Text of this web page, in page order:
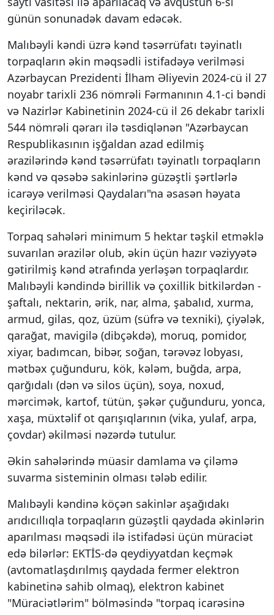
günün sonunadək davam edəcək.
Malıbəyli kəndi üzrə kənd təsərrüfatı təyinatlı
torpaqların əkin məqsədli istifadəyə verilməsi
Azərbaycan Prezidenti İlham Əliyevin 2024-cü il 27
noyabr tarixli 236 nömrəli Fərmanının 4.1-ci bəndi
və Nazirlər Kabinetinin 2024-cü il 26 dekabr tarixli
544 nömrəli qərarı ilə təsdiqlənən "Azərbaycan
Respublikasının işğaldan azad edilmiş
ərazilərində kənd təsərrüfatı təyinatlı torpaqların
kənd və qəsəbə sakinlərinə güzəştli şərtlərlə
icarəyə verilməsi Qaydaları"na əsasən həyata
keçiriləcək.
Torpaq sahələri minimum 5 hektar təşkil etməklə
suvarılan ərazilər olub, əkin üçün hazır vəziyyətə
gətirilmiş kənd ətrafında yerləşən torpaqlardır.
Malıbəyli kəndində birillik və çoxillik bitkilərdən -
şaftalı, nektarin, ərik, nar, alma, şabalıd, xurma,
armud, gilas, qoz, üzüm (süfrə və texniki), çiyələk,
qarağat, mavigilə (dibçəkdə), moruq, pomidor,
xiyar, badımcan, bibər, soğan, tərəvəz lobyası,
mətbəx çuğunduru, kök, kələm, buğda, arpa,
qarğıdalı (dən və silos üçün), soya, noxud,
mərcimək, kartof, tütün, şəkər çuğunduru, yonca,
xaşa, müxtəlif ot qarışıqlarının (vika, yulaf, arpa,
çovdar) əkilməsi nəzərdə tutulur.
Əkin sahələrində müasir damlama və çiləmə
suvarma sisteminin olması tələb edilir.
Malıbəyli kəndinə köçən sakinlər aşağıdakı
arıdıcıllıqla torpaqların güzəştli qaydada əkinlərin
aparılması məqsədi ilə istifadəsi üçün müraciət
edə bilərlər: EKTİS-də qeydiyyatdan keçmək
(avtomatlaşdırılmış qaydada fermer elektron
kabinetinə sahib olmaq), elektron kabinet
"Müraciətlərim" bölməsində "torpaq icarəsinə